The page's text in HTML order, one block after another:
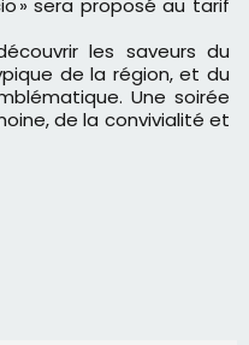
» sera proposé au tarif
les saveurs du
de la région, et du
Une soirée
de la convivialité et